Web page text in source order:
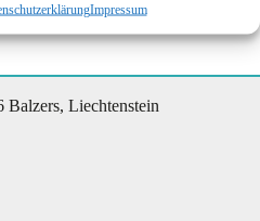
Impressum
Balzers, Liechtenstein